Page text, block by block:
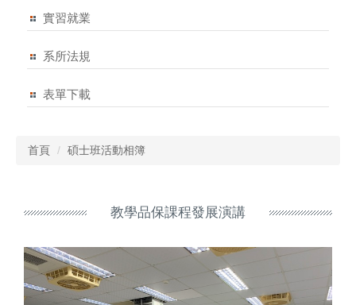
實習就業
系所法規
表單下載
首頁 碩士班活動相簿
教學品保課程發展演講